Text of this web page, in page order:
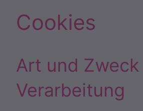
Cookies
Art und
Verarbeitung